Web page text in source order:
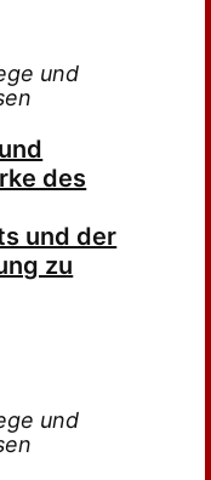
und
des
und der
zu
und